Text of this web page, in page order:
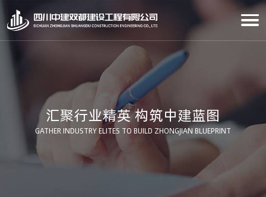
汇聚行业精英 构筑中建蓝图
GATHER INDUSTRY ELITES TO BUILD ZHONGJIAN BLUEPRINT